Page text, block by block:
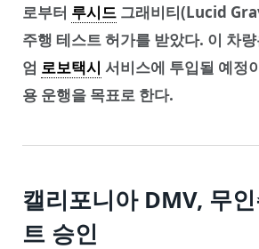
로부터 루시드 그래비티(Lucid
주행 테스트 허가를 받았다. 이 차
엄 로보택시 서비스에 투입될 예정
용 운행을 목표로 한다.
캘리포니아 DMV, 무
트 승인